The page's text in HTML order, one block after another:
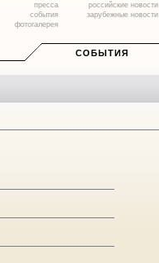
пресса
события
фотогалерея
российские новости
зарубежные новости
СОБЫТИЯ